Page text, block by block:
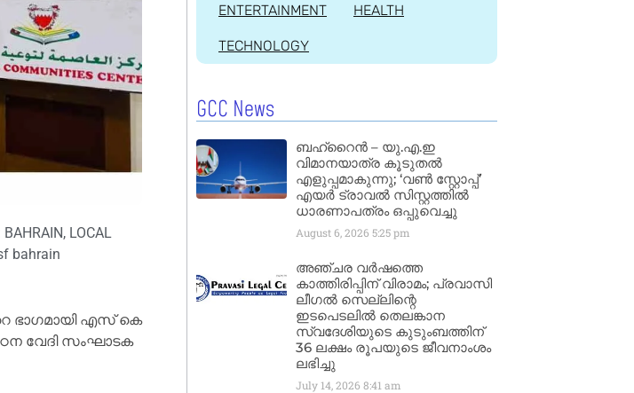
BAHRAIN, LOCAL
bahrain
ഭാഗമായി എസ് കെ
വേദി സംഘാടക
ENTERTAINMENT HEALTH
TECHNOLOGY
GCC News
ബഹ്‌റൈൻ – യു.എ.ഇ
വിമാനയാത്ര കൂടുതൽ
എളുപ്പമാകുന്നു; ‘വൺ സ്റ്റോപ്പ്’
എയർ ട്രാവൽ സിസ്റ്റത്തിൽ
ധാരണാപത്രം ഒപ്പുവെച്ചു
August 6, 2026 5:25 pm
അഞ്ചര വർഷത്തെ
കാത്തിരിപ്പിന് വിരാമം; പ്രവാസി
ലീഗൽ സെല്ലിന്റെ
ഇടപെടലിൽ തെലങ്കാന
സ്വദേശിയുടെ കുടുംബത്തിന്
36 ലക്ഷം രൂപയുടെ ജീവനാംശം
ലഭിച്ചു
July 14, 2026 8:41 am